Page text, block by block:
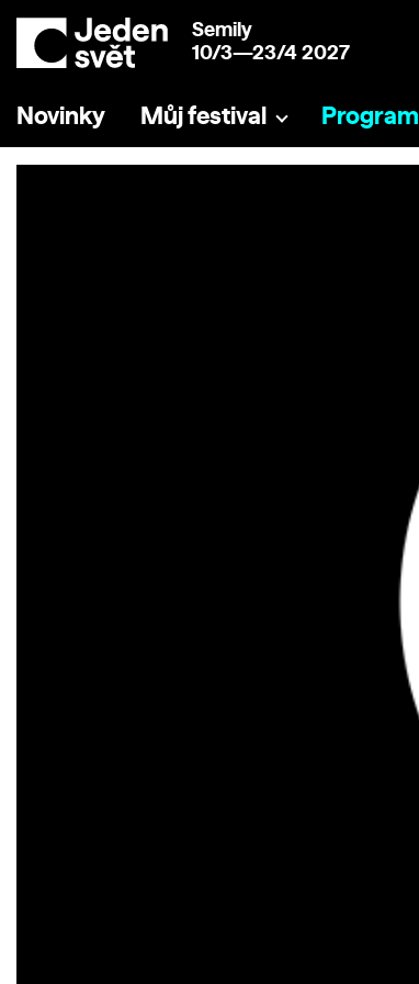
Semily
10/3—23/4 2027
Novinky Můj festival Program